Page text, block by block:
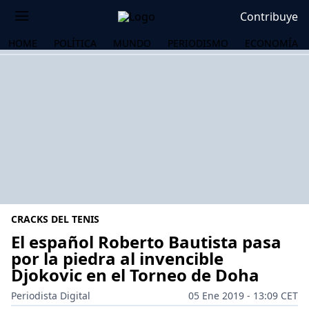
Contribuye
HOME POLÍTICA MUNDO PERIODISMO ECONOMÍA
CRACKS DEL TENIS
El español Roberto Bautista pasa
por la piedra al invencible
Djokovic en el Torneo de Doha
Periodista Digital
05 Ene 2019 - 13:09 CET